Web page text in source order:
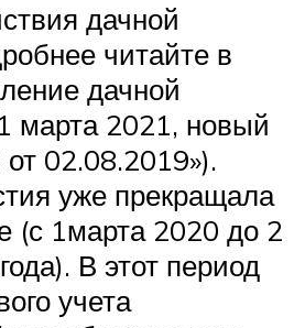
дачной
читайте в
дачной
марта 2021, новый
02.08.2019»).
уже прекращала
(с 1марта 2020 до 2
В этот период
учета